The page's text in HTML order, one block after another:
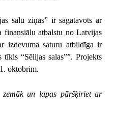
salu ziņas” ir sagatavots ar
finansiālu atbalstu no Latvijas
izdevuma saturu atbildīga ir
“Sēlijas salas””. Projekts
oktobrim.
un lapas pāršķiriet ar